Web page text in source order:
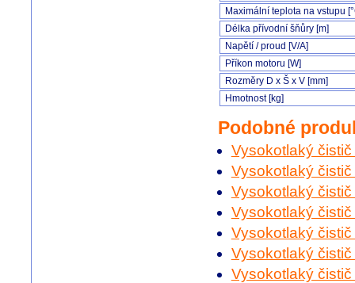
Maximální teplota na vstupu
Délka přívodní šňůry [m]
Napětí / proud [V/A]
Příkon motoru [W]
Rozměry D x Š x V [mm]
Hmotnost [kg]
Podobné
Vysokotlaký
Vysokotlaký
Vysokotlaký
Vysokotlaký
Vysokotlaký
Vysokotlaký
Vysokotlaký